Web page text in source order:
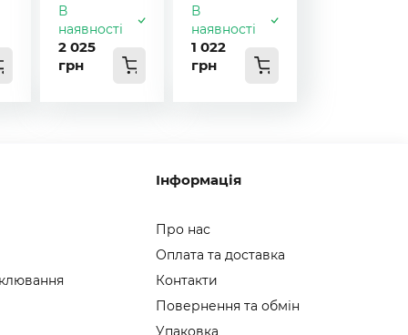
В
наявності
2 025
грн
В
наявності
1 022
грн
Інформація
Про нас
Оплата та доставка
Контакти
Повернення та обмін
Упаковка